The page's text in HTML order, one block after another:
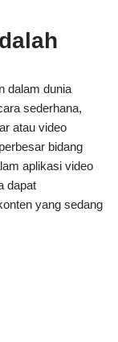
dalam dunia
sederhana,
atau video
bidang
aplikasi video
dapat
yang sedang